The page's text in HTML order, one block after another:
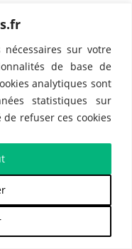
sur votre
de base de
analytiques sont
statistiques sur
refuser ces cookies
: huitièmes de